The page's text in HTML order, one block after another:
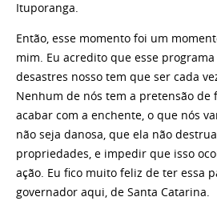
Ituporanga.
Então, esse momento foi um
mim. Eu acredito que esse
desastres nosso tem que ser cada
Nenhum de nós tem a pretensão de
acabar com a enchente, o que nós
não seja danosa, que ela não
propriedades, e impedir que isso
ação. Eu fico muito feliz de ter essa
governador aqui, de Santa Catarina.